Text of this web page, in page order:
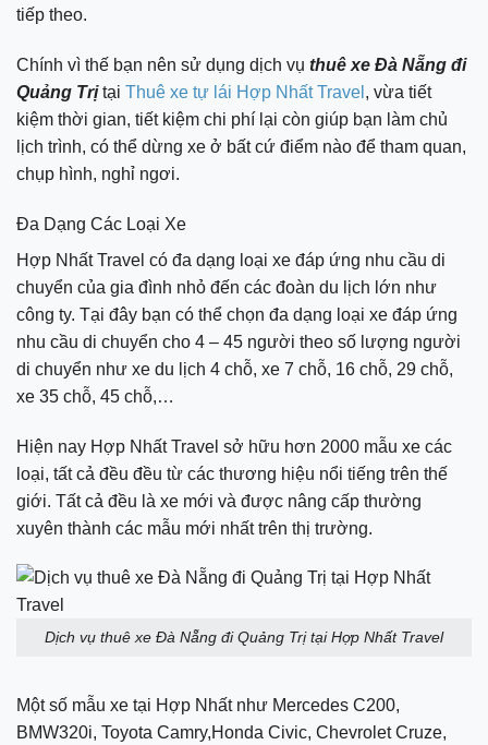
tiếp theo.
Chính vì thế bạn nên sử dụng dịch vụ thuê xe Đà Nẵng đi
Quảng Trịtại Thuê xe tự lái Hợp Nhất Travel , vừa tiết
kiệm thời gian, tiết kiệm chi phí lại còn giúp bạn làm chủ
lịch trình, có thể dừng xe ở bất cứ điểm nào để tham quan,
chụp hình, nghỉ ngơi.
Đa Dạng Các Loại Xe
Hợp Nhất Travel có đa dạng loại xe đáp ứng nhu cầu di
chuyển của gia đình nhỏ đến các đoàn du lịch lớn như
công ty. Tại đây bạn có thể chọn đa dạng loại xe đáp ứng
nhu cầu di chuyển cho 4 – 45 người theo số lượng người
di chuyển như xe du lịch 4 chỗ, xe 7 chỗ, 16 chỗ, 29 chỗ,
xe 35 chỗ, 45 chỗ,…
Hiện nay Hợp Nhất Travel sở hữu hơn 2000 mẫu xe các
loại, tất cả đều đều từ các thương hiệu nổi tiếng trên thế
giới. Tất cả đều là xe mới và được nâng cấp thường
xuyên thành các mẫu mới nhất trên thị trường.
Dịch vụ thuê xe Đà Nẵng đi Quảng Trị tại Hợp Nhất Travel
Một số mẫu xe tại Hợp Nhất như Mercedes C200,
BMW320i, Toyota Camry,Honda Civic, Chevrolet Cruze,